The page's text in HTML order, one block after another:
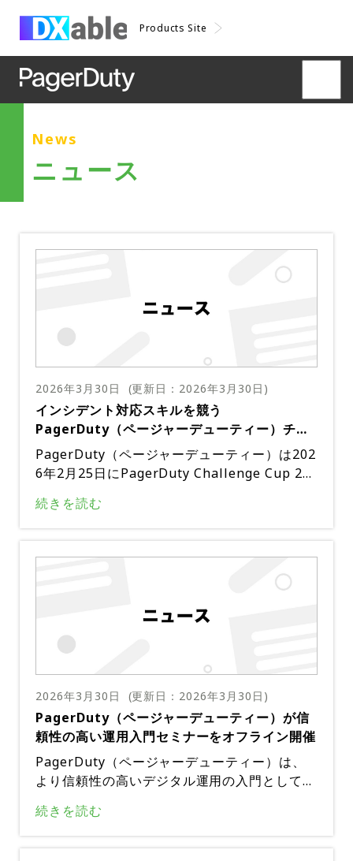
Products Site
News
ニュース
2026年3月30日 (更新日： 2026年3月30日 )
インシデント対応スキルを競う
PagerDuty（ページャーデューティー）チャ
レンジカップレポート
PagerDuty（ページャーデューティー）は202
6年2月25日にPagerDuty Challenge Cup 20
ームが時間制限付きのシナリオ主導型インシデ
ント対応コンテストで競い合った。このイベン
ームはインシデント解決能力、MTTA（平均応
答時間）の短縮、ステークホルダーとの明確な
コミュニケーションの維持、高品質の事後分析
レポートの作成能力に基づいて評価された。C
hallenge Cupの形式では、各3人組がインシ
ロールプレーによる経営陣からの問い合わせや
仮想Slackチャンネルを介した顧客サポートメ
ッセージの連続的な流れなど、模擬的なプレッ
シャーが課せられた。イベント資料によると、
この演習は包括的なドキュメントと共通の技術
ンドを持つ参加者が競い合えるように設計され
ているとのことだった。審査員は、運用パフォ
ーマンスの複数の側面に基づいてチームを評価
続きを読む
2026年3月30日 (更新日： 2026年3月30日 )
PagerDuty（ページャーデューティー）が信
頼性の高い運用入門セミナーをオフライン開催
PagerDuty（ページャーデューティー）は、
より信頼性の高いデジタル運用の入門として宣
者と実務者を同様に対象とした議題の概要を説
明し、コアプラットフォーム機能の実践的なデ
続きを読む